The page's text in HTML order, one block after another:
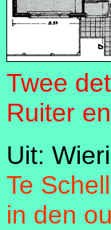
Twee
Ruiter
Uit:
Te
in den